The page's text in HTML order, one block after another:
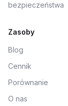
bezpieczeństwa
Zasoby
Blog
Cennik
Porównanie
O nas